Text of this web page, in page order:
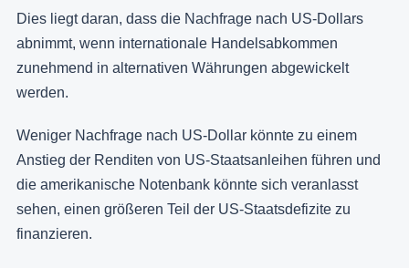
Dies liegt daran, dass die Nachfrage nach US-Dollars
abnimmt, wenn internationale Handelsabkommen
zunehmend in alternativen Währungen abgewickelt
werden.
Weniger Nachfrage nach US-Dollar könnte zu einem
Anstieg der Renditen von US-Staatsanleihen führen und
die amerikanische Notenbank könnte sich veranlasst
sehen, einen größeren Teil der US-Staatsdefizite zu
finanzieren.